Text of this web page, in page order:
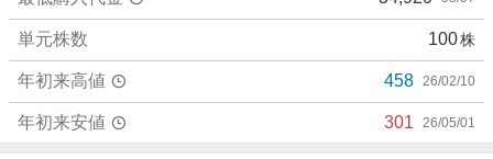
2
.
2
2
%
、
単元株数 100株
年初来高値 458 26/02/10
年初来安値 301 26/05/01